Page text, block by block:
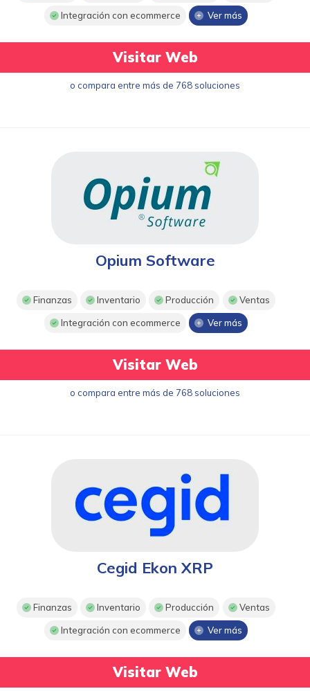
Integración con ecommerce Ver más
Visitar Web
o compara entre más de 768 soluciones
Opium Software
Finanzas Inventario Producción Ventas
Integración con ecommerce Ver más
Visitar Web
o compara entre más de 768 soluciones
Cegid Ekon XRP
Finanzas Inventario Producción Ventas
Integración con ecommerce Ver más
Visitar Web